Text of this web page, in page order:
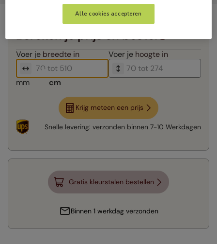
Bereken je prijs en bestel
Voer je breedte in Voer je hoogte in
mm cm
Krijg meteen een prijs
Snelle levering: verzonden binnen 7-10 Werkdagen
Gratis kleurstalen bestellen
Binnen 1 werkdag verzonden
Alle cookies accepteren